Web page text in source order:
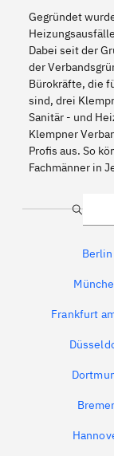
Gegründet
Dabei seit der
der
Bürokräfte, die
sind, drei
Sanitär - und
Klempner
Profis aus. So
Fachmänner in
Suche
Berlin
Frankfurt